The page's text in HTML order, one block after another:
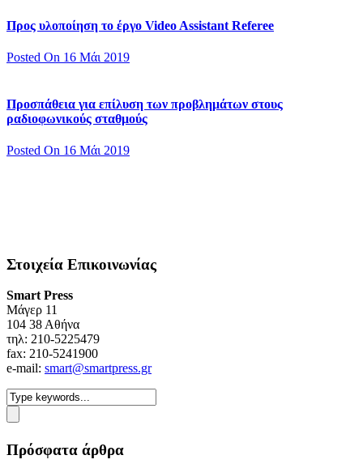
Προς υλοποίηση το έργο Video Assistant Referee
Posted On 16 Μάι 2019
Προσπάθεια για επίλυση των προβλημάτων στους
ραδιοφωνικούς σταθμούς
Posted On 16 Μάι 2019
Στοιχεία Επικοινωνίας
Smart Press
Mάγερ 11
104 38 Αθήνα
τηλ: 210-5225479
fax: 210-5241900
e-mail: smart@smartpress.gr
Πρόσφατα άρθρα